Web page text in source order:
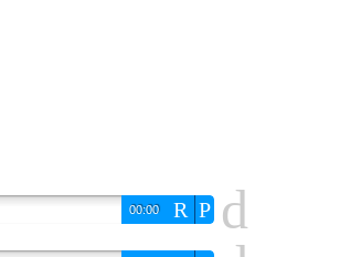
00:00 R P d